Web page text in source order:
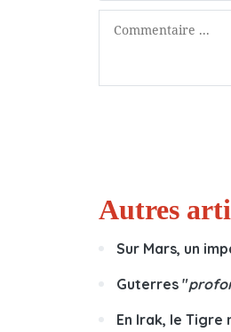
Autres
Sur Mars, un
Guterres "
En Irak, le Tigre